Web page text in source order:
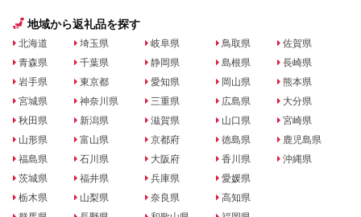
地域から返礼品を探す
北海道
青森県
岩手県
宮城県
秋田県
山形県
福島県
茨城県
栃木県
埼玉県
千葉県
東京都
神奈川県
新潟県
富山県
石川県
福井県
山梨県
岐阜県
静岡県
愛知県
三重県
滋賀県
京都府
大阪府
兵庫県
奈良県
鳥取県
島根県
岡山県
広島県
山口県
徳島県
香川県
愛媛県
高知県
佐賀県
長崎県
熊本県
大分県
宮崎県
鹿児島県
沖縄県